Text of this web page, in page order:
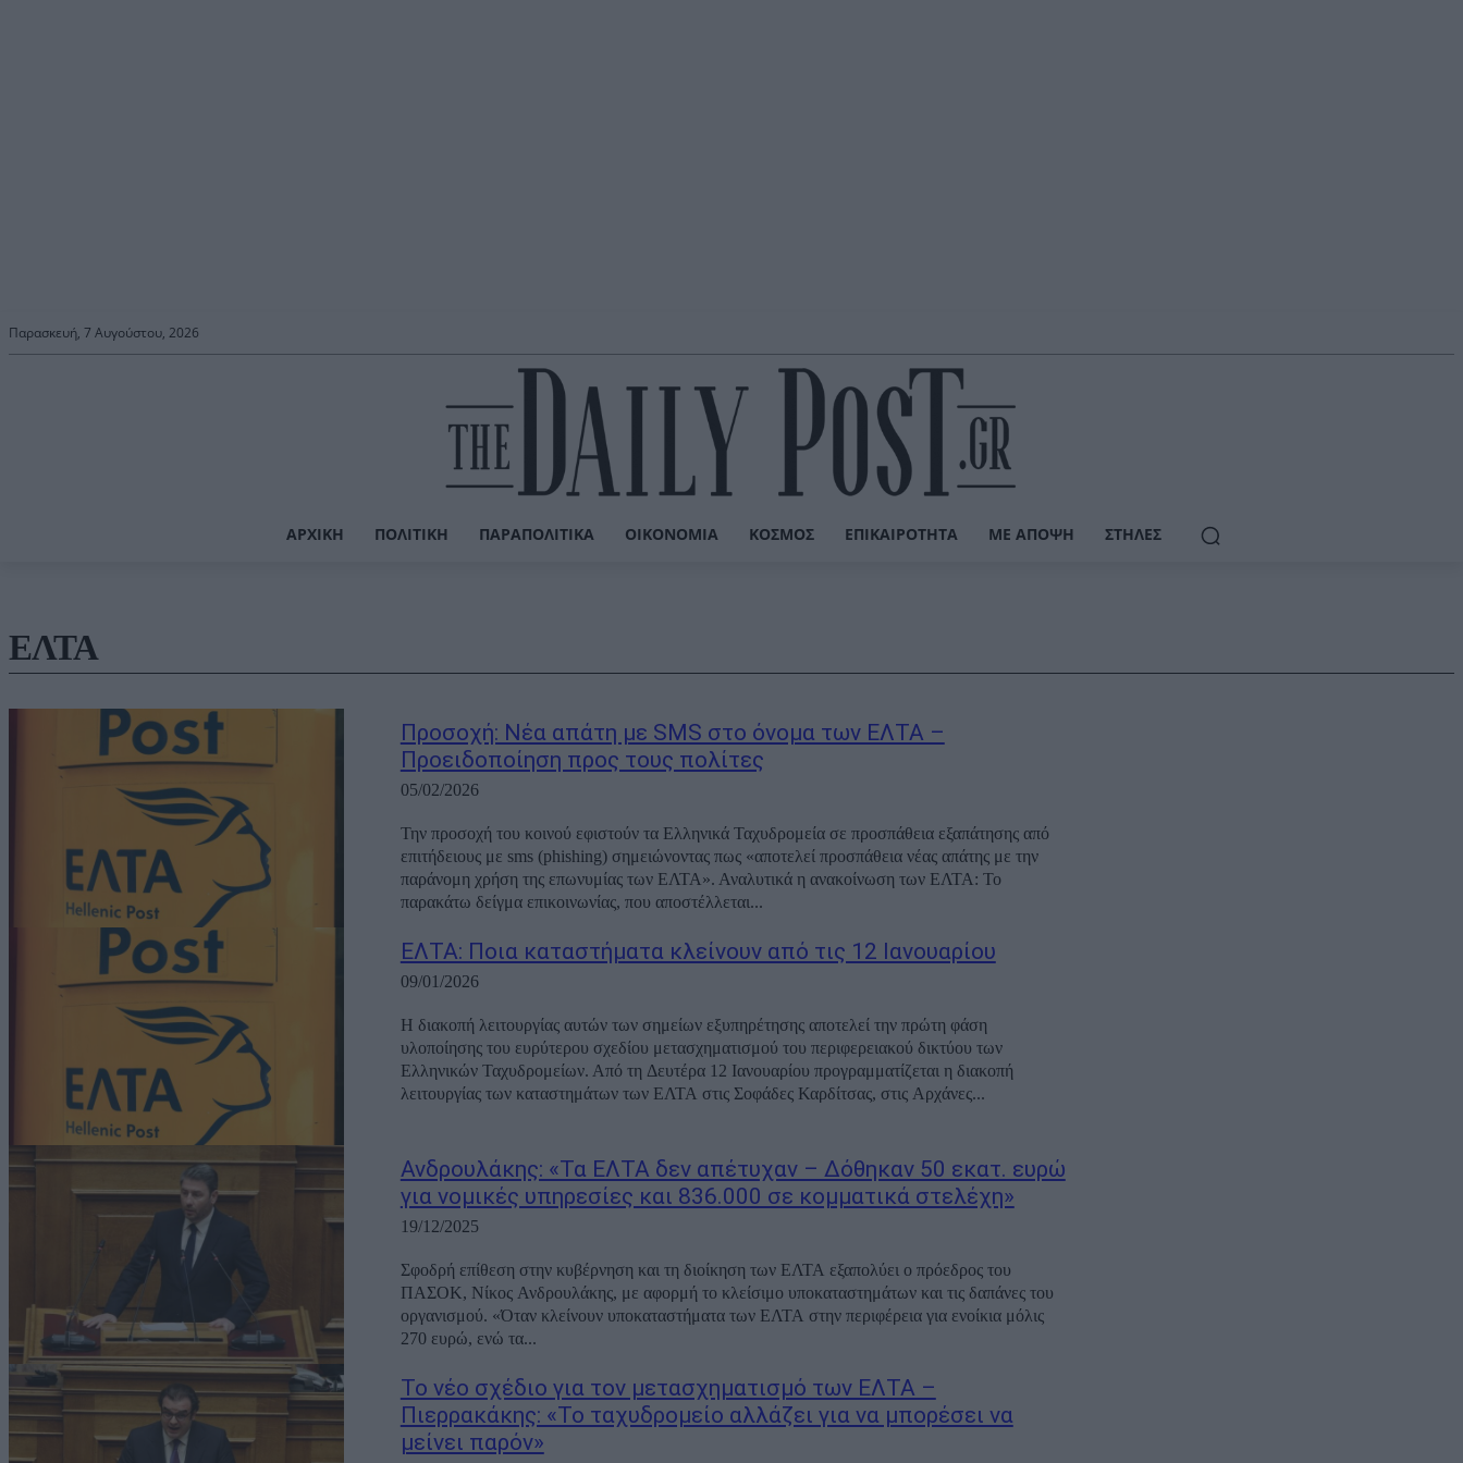
Παρασκευή, 7 Αυγούστου, 2026
ΑΡΧΙΚΉ ΠΟΛΙΤΙΚΉ ΠΑΡΑΠΟΛΙΤΙΚΆ ΟΙΚΟΝΟΜΊΑ ΚΌΣΜΟΣ ΕΠΙΚΑΙΡΌΤΗΤΑ ΜΕ ΆΠΟΨΗ ΣΤΉΛΕΣ
ΕΛΤΑ
Προσοχή: Νέα απάτη με SMS στο όνομα των ΕΛΤΑ –
Προειδοποίηση προς τους πολίτες
05/02/2026
Την προσοχή του κοινού εφιστούν τα Ελληνικά Ταχυδρομεία σε προσπάθεια εξαπάτησης από
επιτήδειους με sms (phishing) σημειώνοντας πως «αποτελεί προσπάθεια νέας απάτης με την
παράνομη χρήση της επωνυμίας των ΕΛΤΑ». Αναλυτικά η ανακοίνωση των ΕΛΤΑ: Το
παρακάτω δείγμα επικοινωνίας, που αποστέλλεται...
ΕΛΤΑ: Ποια καταστήματα κλείνουν από τις 12 Ιανουαρίου
09/01/2026
Η διακοπή λειτουργίας αυτών των σημείων εξυπηρέτησης αποτελεί την πρώτη φάση
υλοποίησης του ευρύτερου σχεδίου μετασχηματισμού του περιφερειακού δικτύου των
Ελληνικών Ταχυδρομείων. Από τη Δευτέρα 12 Ιανουαρίου προγραμματίζεται η διακοπή
λειτουργίας των καταστημάτων των ΕΛΤΑ στις Σοφάδες Καρδίτσας, στις Αρχάνες...
Ανδρουλάκης: «Τα ΕΛΤΑ δεν απέτυχαν – Δόθηκαν 50 εκατ. ευρώ
για νομικές υπηρεσίες και 836.000 σε κομματικά στελέχη»
19/12/2025
Σφοδρή επίθεση στην κυβέρνηση και τη διοίκηση των ΕΛΤΑ εξαπολύει ο πρόεδρος του
ΠΑΣΟΚ, Νίκος Ανδρουλάκης, με αφορμή το κλείσιμο υποκαταστημάτων και τις δαπάνες του
οργανισμού. «Όταν κλείνουν υποκαταστήματα των ΕΛΤΑ στην περιφέρεια για ενοίκια μόλις
270 ευρώ, ενώ τα...
Το νέο σχέδιο για τον μετασχηματισμό των ΕΛΤΑ –
Πιερρακάκης: «Το ταχυδρομείο αλλάζει για να μπορέσει να
μείνει παρόν»